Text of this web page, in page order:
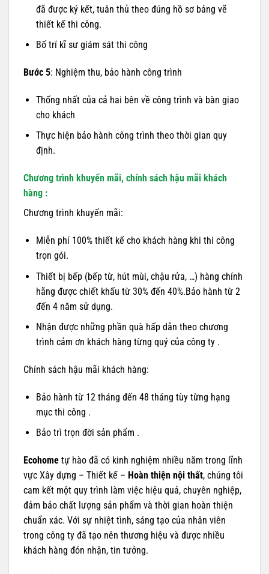
đã được ký kết, tuân thủ theo đúng hồ sơ bảng vẽ
thiết kế thi công.
Bố trí kĩ sư giám sát thi công
Bước 5: Nghiệm thu, bảo hành công trình
Thống nhất của cả hai bên về công trình và bàn giao
cho khách
Thực hiện bảo hành công trình theo thời gian quy
định.
Chương trình khuyến mãi, chính sách hậu mãi khách
hàng :
Chương trình khuyến mãi:
Miễn phí 100% thiết kế cho khách hàng khi thi công
trọn gói.
Thiết bị bếp (bếp từ, hút mùi, chậu rửa, …) hàng chính
hãng được chiết khấu từ 30% đến 40%.Bảo hành từ 2
đến 4 năm sử dụng.
Nhận được những phần quà hấp dẫn theo chương
trình cảm ơn khách hàng từng quý của công ty .
Chính sách hậu mãi khách hàng:
Bảo hành từ 12 tháng đến 48 tháng tùy từng hạng
mục thi công .
Bảo trì trọn đời sản phẩm .
Ecohome tự hào đã có kinh nghiệm nhiều năm trong lĩnh
vực Xây dựng – Thiết kế – Hoàn thiện nội thất, chúng tôi
cam kết một quy trình làm việc hiệu quả, chuyên nghiệp,
đảm bảo chất lượng sản phẩm và thời gian hoàn thiện
chuẩn xác. Với sự nhiệt tình, sáng tạo của nhân viên
trong công ty đã tạo nên thương hiệu và được nhiều
khách hàng đón nhận, tin tưởng.